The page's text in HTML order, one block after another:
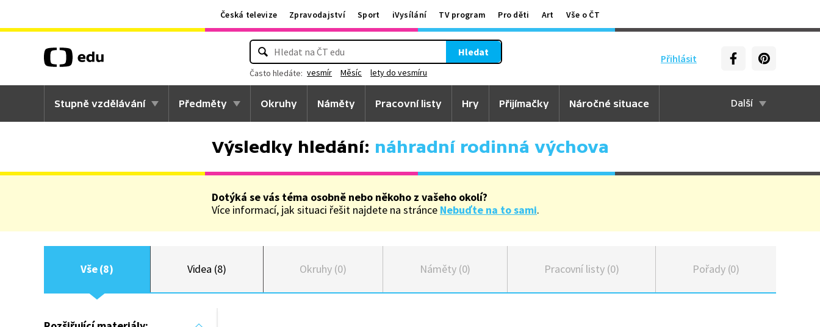
Česká televize Zpravodajství Sport iVysílání TV program Pro děti Art Vše o ČT
Přihlásit
Hledat
Často hledáte: vesmír Měsíc lety do vesmíru
Stupně vzdělávání Předměty Okruhy Náměty Pracovní listy Hry Přijímačky Náročné situace Další
Výsledky hledání: náhradní rodinná výchova
Dotýká se vás téma osobně nebo někoho z vašeho okolí?
Více informací, jak situaci řešit najdete na stránce Nebuďte na to sami.
Vše (8) Videa (8) Okruhy (0) Náměty (0) Pracovní listy (0) Pořady (0)